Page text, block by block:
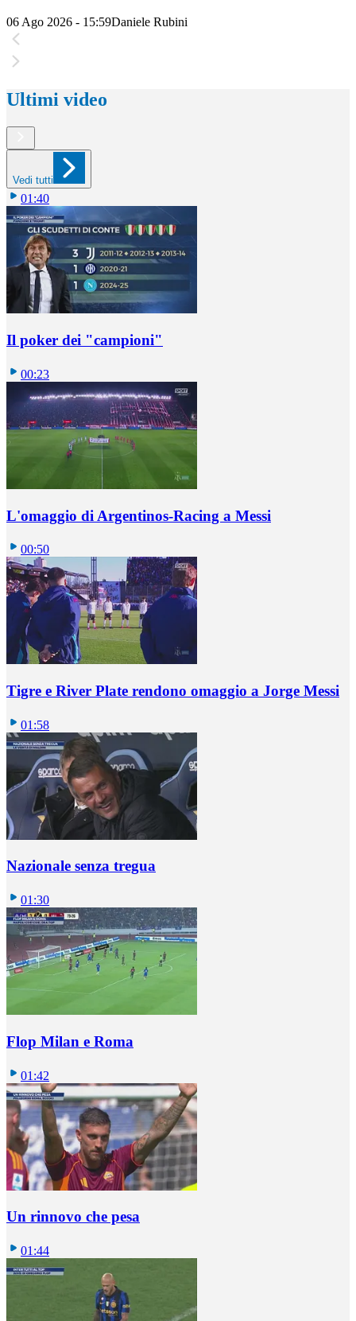
06 Ago 2026 - 15:59Daniele Rubini
Ultimi video
Vedi tutti
01:40
Il poker dei "campioni"
00:23
L'omaggio di Argentinos-Racing a Messi
00:50
Tigre e River Plate rendono omaggio a Jorge Messi
01:58
Nazionale senza tregua
01:30
Flop Milan e Roma
01:42
Un rinnovo che pesa
01:44